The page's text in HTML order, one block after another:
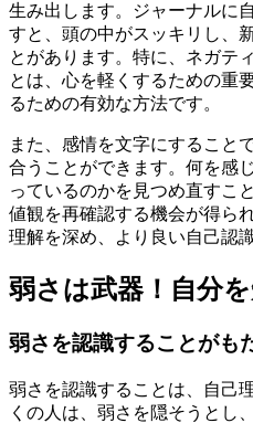
生み出します。ジャーナルに
すと、頭の中がスッキリし、
とがあります。特に、ネガテ
とは、心を軽くするための重
るための有効な方法です。
また、感情を文字にすること
合うことができます。何を感
っているのかを見つめ直すこ
値観を再確認する機会が得ら
理解を深め、より良い自己認
弱さは武器！自分
弱さを認識することがも
弱さを認識することは、自己
くの人は、弱さを隠そうとし